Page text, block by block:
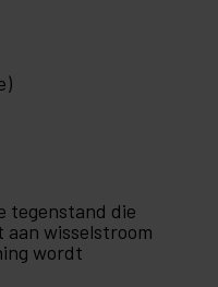
tegenstand die
wisselstroom
wordt